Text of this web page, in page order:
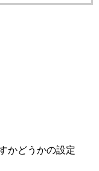
かどうかの設定